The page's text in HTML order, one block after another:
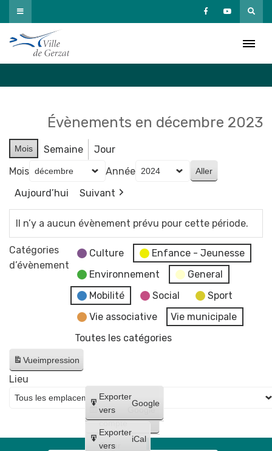
Passer
au
contenu
Évènements en décembre 2023
Mois Semaine
Jour
Mois
Année
Aujourd’hui
Suivant
Il n’y a aucun évènement prévu pour cette période.
Catégories
d’évènement
Culture
Enfance - Jeunesse
Environnement
General
Mobilité
Social
Sport
Vie associative
Vie municipale
Toutes les catégories
Vueimpression
Créer
un
compte
Google
Créer
Exporter
vers
Google
Exporter
vers
iCal
Lieu